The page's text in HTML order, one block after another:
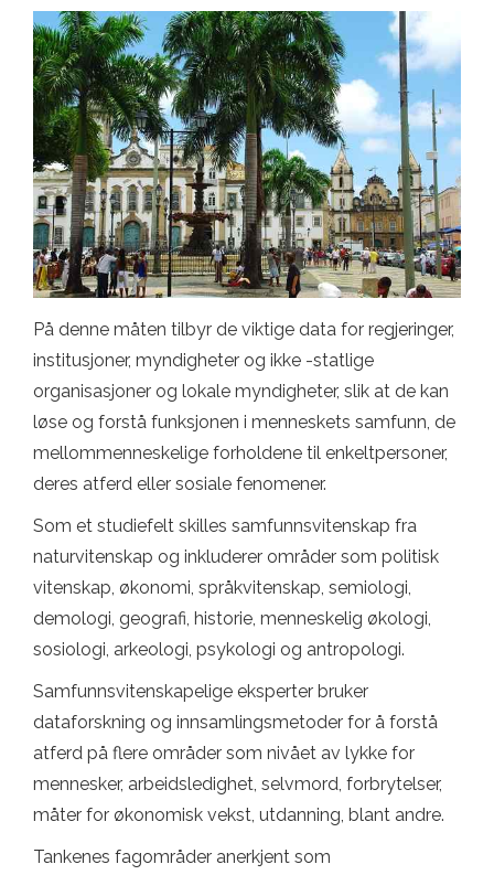
På denne måten tilbyr de viktige data for regjeringer,
institusjoner, myndigheter og ikke -statlige
organisasjoner og lokale myndigheter, slik at de kan
løse og forstå funksjonen i menneskets samfunn, de
mellommenneskelige forholdene til enkeltpersoner,
deres atferd eller sosiale fenomener.
Som et studiefelt skilles samfunnsvitenskap fra
naturvitenskap og inkluderer områder som politisk
vitenskap, økonomi, språkvitenskap, semiologi,
demologi, geografi, historie, menneskelig økologi,
sosiologi, arkeologi, psykologi og antropologi.
Samfunnsvitenskapelige eksperter bruker
dataforskning og innsamlingsmetoder for å forstå
atferd på flere områder som nivået av lykke for
mennesker, arbeidsledighet, selvmord, forbrytelser,
måter for økonomisk vekst, utdanning, blant andre.
Tankenes fagområder anerkjent som